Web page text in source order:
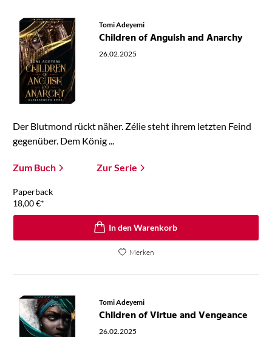
Tomi Adeyemi
Children of Anguish and Anarchy
26.02.2025
Der Blutmond rückt näher. Zélie steht ihrem letzten Feind
gegenüber. Dem König ...
Zum Buch Zur Serie
Paperback
18,00€*
In den Warenkorb
Merken
Tomi Adeyemi
Children of Virtue and Vengeance
26.02.2025